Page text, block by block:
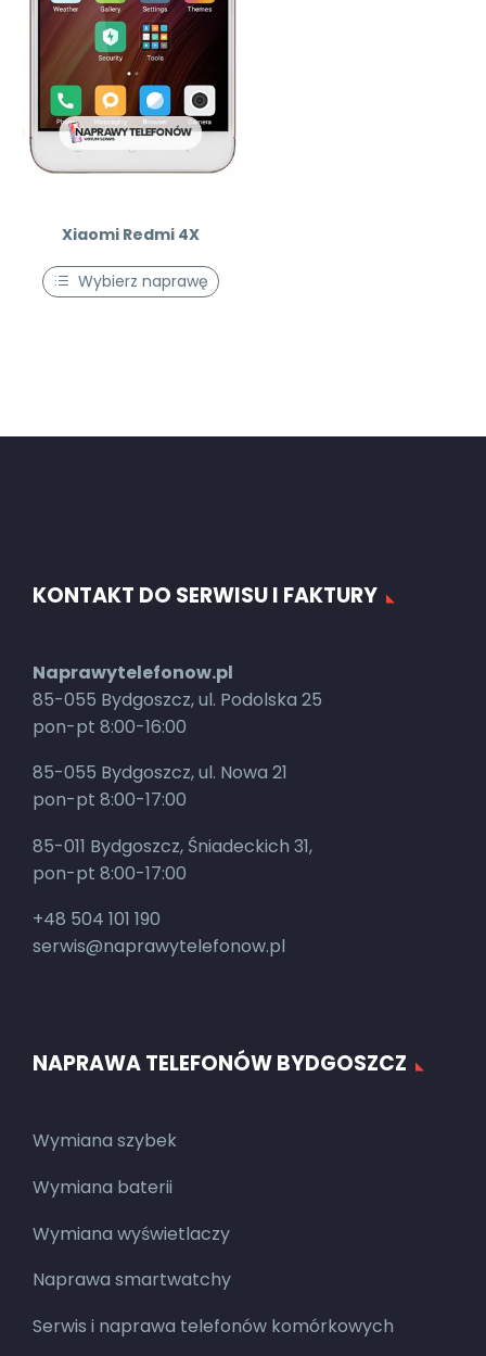
Xiaomi Redmi 4X
Wybierz naprawę
KONTAKT DO SERWISU I FAKTURY
Naprawytelefonow.pl
85-055 Bydgoszcz, ul. Podolska 25
pon-pt 8:00-16:00
85-055 Bydgoszcz, ul. Nowa 21
pon-pt 8:00-17:00
85-011 Bydgoszcz, Śniadeckich 31,
pon-pt 8:00-17:00
+48 504 101 190
serwis@naprawytelefonow.pl
NAPRAWA TELEFONÓW BYDGOSZCZ
Wymiana szybek
Wymiana baterii
Wymiana wyświetlaczy
Naprawa smartwatchy
Serwis i naprawa telefonów komórkowych